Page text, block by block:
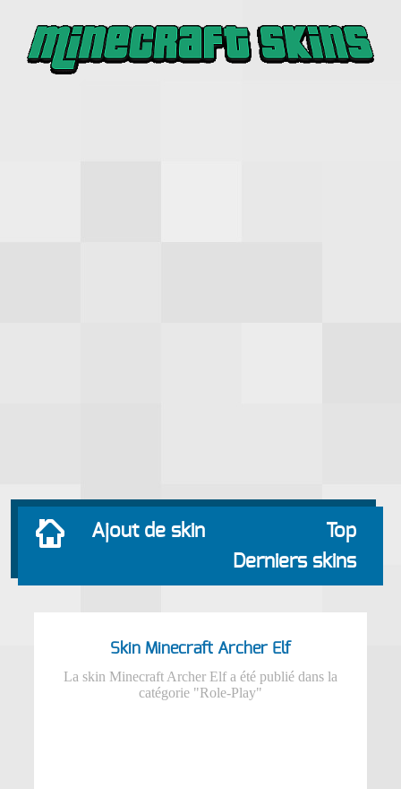
Ajout de skin
Top
Derniers skins
Skin Minecraft Archer Elf
La skin Minecraft Archer Elf a été publié dans la
catégorie "Role-Play"